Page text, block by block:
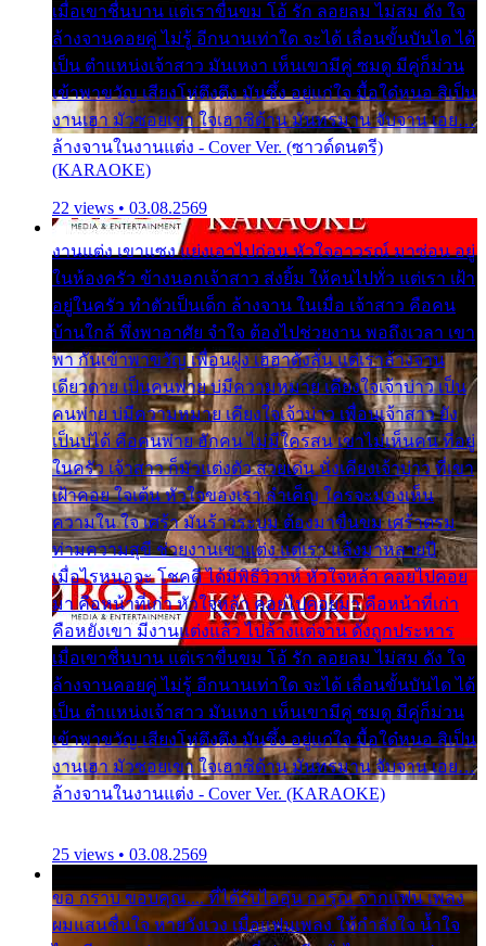
เมื่อเขาชื่นบาน แต่เราขื่นขม โอ้ รัก ลอยลม ไม่สม ดัง ใจ
ล้างจานคอยคู่ ไม่รู้ อีกนานเท่าใด จะได้ เลื่อนขั้นบันได ได้
เป็น ตำแหน่งเจ้าสาว มันเหงา เห็นเขามีคู่ ซมดู มีคู่ก็ม่วน
เข้าพาขวัญ เสียงโห่ตึงตึง มันซึ้ง อยู่แก่ใจ มื้อใด๋หนอ สิเป็น
งานเฮา มัวซอยเขา ใจเฮาซิด้าน มันทรมาน จับจาน เอย…
ล้างจานในงานแต่ง - Cover Ver. (ซาวด์ดนตรี)
(KARAOKE)
22 views • 03.08.2569
งานแต่ง เขาแซง แย่งเอาไปก่อน หัวใจอาวรณ์ มาซ่อน อยู่
ในห้องครัว ข้างนอกเจ้าสาว ส่งยิ้ม ให้คนไปทั่ว แต่เรา เฝ้า
อยู่ในครัว ทำตัวเป็นเด็ก ล้างจาน ในเมื่อ เจ้าสาว คือคน
บ้านใกล้ พึ่งพาอาศัย จำใจ ต้องไปช่วยงาน พอถึงเวลา เขา
พา กันเข้าพาขวัญ เพื่อนฝูง เฮฮาดังลั่น แต่เราล้างจาน
เดียวดาย เป็นคนพ่าย บ่มีความหมาย เคียงใจเจ้าบ่าว เป็น
คนพ่าย บ่มีความหมาย เคียงใจเจ้าบ่าว เพื่อนเจ้าสาว ยัง
เป็นบ่ได้ คือคนพ่าย ฮักคน ไม่มีใครสน เขาไม่เห็นคน ที่อยู่
ในครัว เจ้าสาว ก็มัวแต่งตัว สวยเด่น นั่งเคียงเจ้าบ่าว ที่เขา
เฝ้าคอย ใจเต้น หัวใจของเรา ลำเค็ญ ใครจะมองเห็น
ความใน ใจ เศร้า มันร้าวระบม ต้องมาขื่นขม เศร้าตรม
ท่ามความสุขี ช่วยงานเขาแต่ง แต่เรา แล้งมาหลายปี
เมื่อไรหนอจะ โชคดี ได้มีพิธีวิวาห์ หัวใจหล้า คอยไปคอย
มา คือหน้าที่เก่า หัวใจหล้า คอยไปคอยมา คือหน้าที่เก่า
คือหยังเขา มีงานแต่งแล้ว ไปล้างแต่จาน ดั่งถูกประหาร
เมื่อเขาชื่นบาน แต่เราขื่นขม โอ้ รัก ลอยลม ไม่สม ดัง ใจ
ล้างจานคอยคู่ ไม่รู้ อีกนานเท่าใด จะได้ เลื่อนขั้นบันได ได้
เป็น ตำแหน่งเจ้าสาว มันเหงา เห็นเขามีคู่ ซมดู มีคู่ก็ม่วน
เข้าพาขวัญ เสียงโห่ตึงตึง มันซึ้ง อยู่แก่ใจ มื้อใด๋หนอ สิเป็น
งานเฮา มัวซอยเขา ใจเฮาซิด้าน มันทรมาน จับจาน เอย…
ล้างจานในงานแต่ง - Cover Ver. (KARAOKE)
25 views • 03.08.2569
ขอ กราบ ขอบคุณ.... ที่ได้รับไออุ่น การุณ จากแฟน เพลง
ผมแสนชื่นใจ หายวังเวง เมื่อแฟนเพลง ให้กำลังใจ น้ำใจ